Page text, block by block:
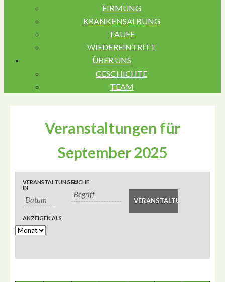
FIRMUNG
KRANKENSALBUNG
TAUFE
WIEDEREINTRITT
ÜBER UNS
GESCHICHTE
TEAM
Veranstaltungen für
September 2025
Veranstaltungen
Such-
und
Ansichtennavigation
Veranstaltungen
VERANSTALTUNGEN
IN
SUCHE
Veranstaltung
Ansichtennavigation
ANZEIGEN ALS